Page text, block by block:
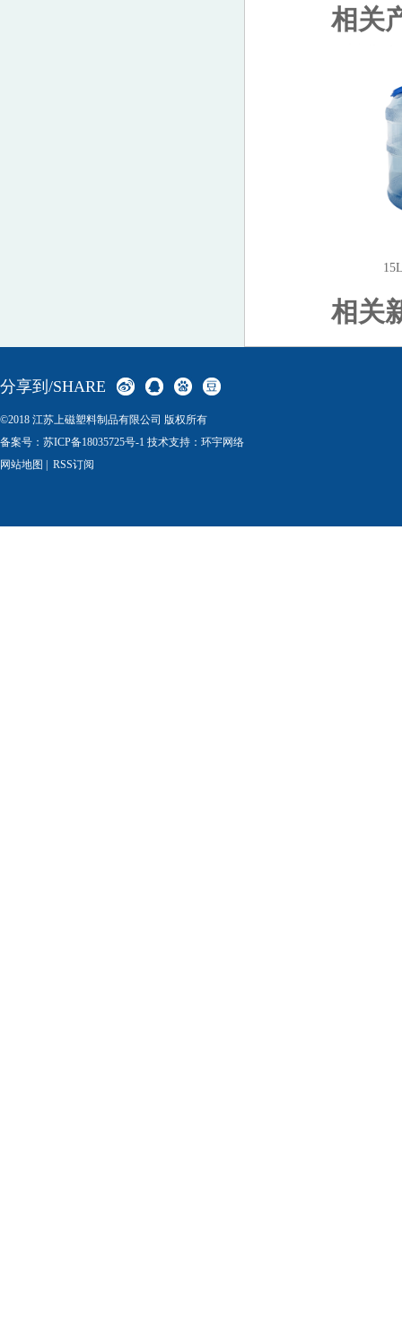
相关
相关
分享到/SHARE
©2018 江苏上磁塑料制品有限公司 版权所有
备案号： 苏ICP备18035725号-1 技术支持：环宇网络
网站地图
RSS订阅